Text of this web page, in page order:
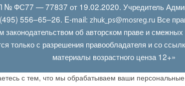
№ ФС77 — 77837 от 19.02.2020. Учредитель
556–65–26. E‑mail: zhuk_ps@mosreg.ruВсе
об авторском праве и
только с разрешения правообладателя и со
материалы возрастного ценза 12+»
с тем, что мы обрабатываем ваши